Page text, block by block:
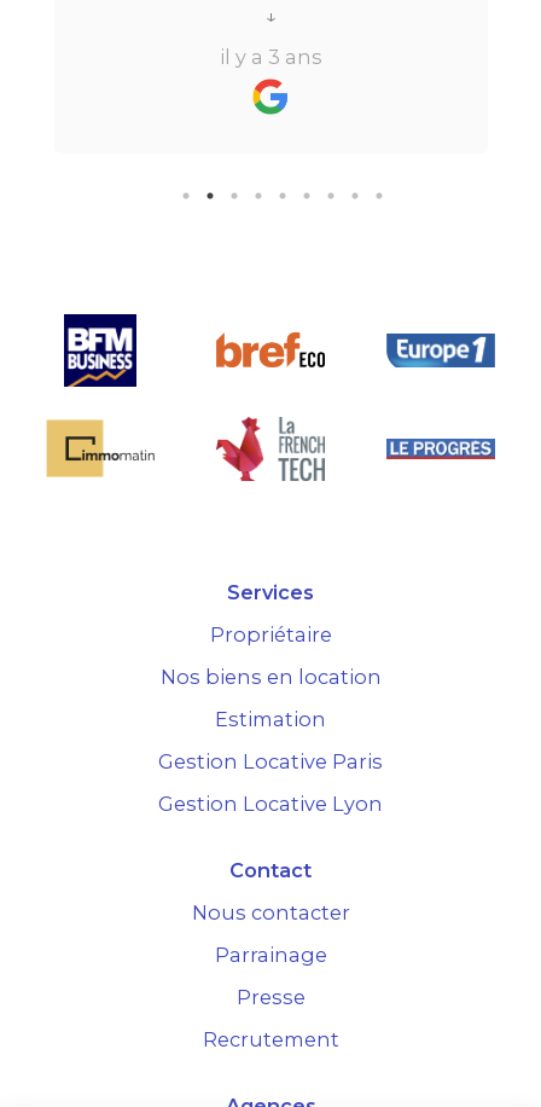
tout au long du processus.Très
réactive, elle a su répondre à
toutes mes questions en moins de
24h par email ou par
supplémentaire est très bien
↓
il y a 3 ans
Services
Propriétaire
Nos biens en location
Estimation
Gestion Locative Paris
Gestion Locative Lyon
Contact
Nous contacter
Parrainage
Presse
Recrutement